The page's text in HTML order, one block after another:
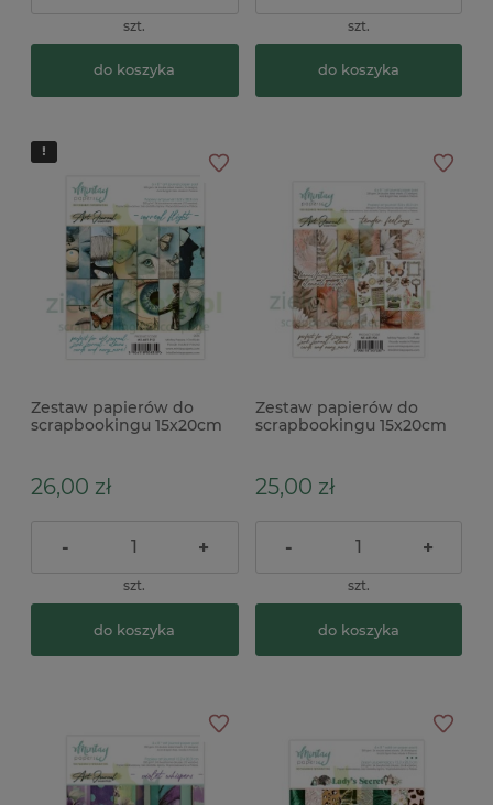
szt.
do koszyka
szt.
do koszyka
Zestaw papierów do
scrapbookingu 15x20cm
26,00 zł
- +
szt.
do koszyka
Zestaw papierów do
scrapbookingu 15x20cm
25,00 zł
- +
szt.
do koszyka